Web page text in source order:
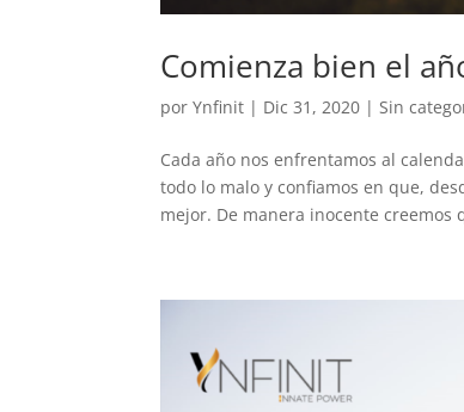
Comienza bien el
porYnfinit | Dic 31, 2020 |Sin
Cada año nos enfrentamos al
todo lo malo y confiamos en que,
mejor. De manera inocente creemos